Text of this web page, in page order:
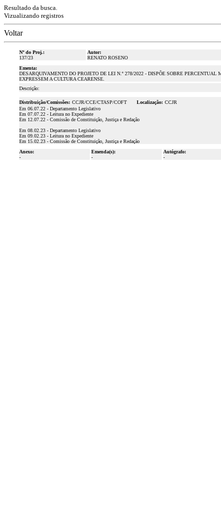
Resultado da busca.
Vizualizando registros
Voltar
Nº do Proj.:
137/23
Autor:
RENATO ROSENO
Ementa:
DESARQUIVAMENTO DO PROJETO DE LEI N.º 278/2022 - DISPÕE SOBRE
EXPRESSEM A CULTURA CEARENSE.
Descrição:
Distribuição/Comissões: CCJR/CCE/CTASP/COFT Localização: CCJR
Em 06.07.22 - Departamento Legislativo
Em 07.07.22 - Leitura no Expediente
Em 12.07.22 - Comissão de Constituição, Justiça e Redação
Em 08.02.23 - Departamento Legislativo
Em 09.02.23 - Leitura no Expediente
Em 15.02.23 - Comissão de Constituição, Justiça e Redação
Anexo:
-
Emenda(s):
-
Autógrafo:
-